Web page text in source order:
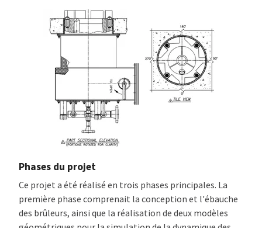
Phases du projet
Ce projet a été réalisé en trois phases principales. La
première phase comprenait la conception et l'ébauche
des brûleurs, ainsi que la réalisation de deux modèles